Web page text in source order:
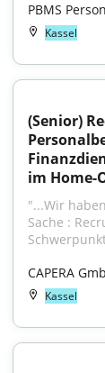
PBMS
Kassel
(Senior)
im Home-
"...Wir
Sache :
CAPERA
Kassel